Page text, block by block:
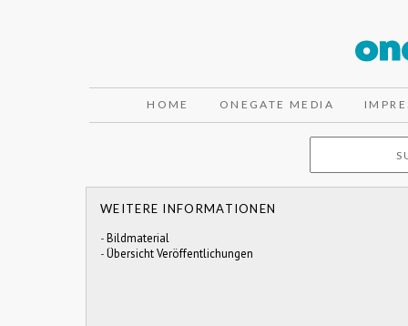
HOME ONEGATE MEDIA
WEITERE INFORMATIONEN
-Bildmaterial
-Übersicht Veröffentlichungen